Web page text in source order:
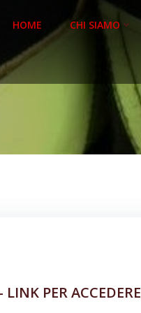
HOME CHI SIAMO
PER ACCEDERE